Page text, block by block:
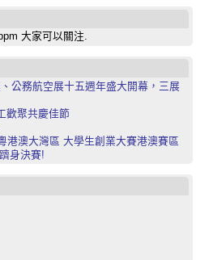
大家可以關注.
公務航空展十五週年盛大開幕，三展
歡聚共慶佳節
港澳大灣區 大學生創業大賽港澳賽區
身決賽!